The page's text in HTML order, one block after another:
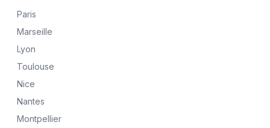
Paris
Marseille
Lyon
Toulouse
Nice
Nantes
Montpellier